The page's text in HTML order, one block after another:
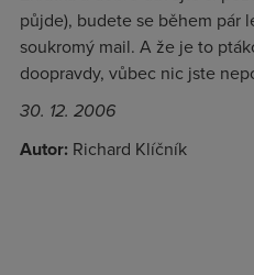
půjde), budete se během pár
soukromý mail. A že je to
doopravdy, vůbec nic jste
30. 12. 2006
Autor: Richard Klíčník